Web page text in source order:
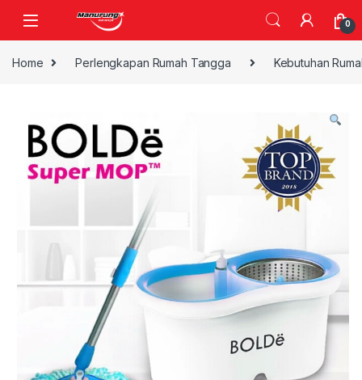
0
Home Perlengkapan Rumah Tangga Kebutuhan